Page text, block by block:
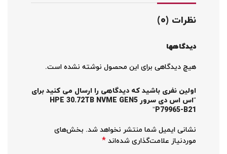
نظرات (0)
دیدگاهها
هیچ دیدگاهی برای این محصول نوشته نشده است.
اولین نفری باشید که دیدگاهی را ارسال می کنید برای
“اس اس دی سرور HPE 30.72TB NVME GEN5
P79965-B21”
نشانی ایمیل شما منتشر نخواهد شد. بخش‌های
موردنیاز علامت‌گذاری شده‌اند *